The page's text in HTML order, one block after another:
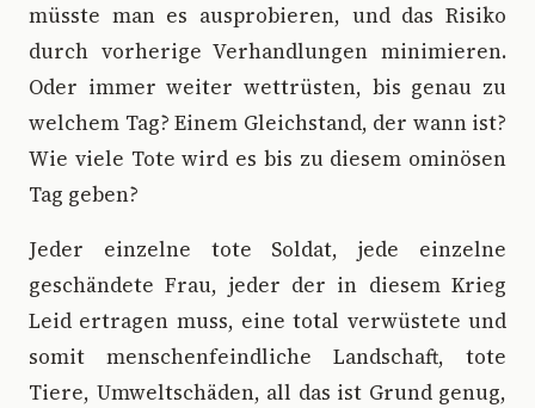
müsste man es ausprobieren, und das Risiko
durch vorherige Verhandlungen minimieren.
Oder immer weiter wettrüsten, bis genau zu
welchem Tag? Einem Gleichstand, der wann ist?
Wie viele Tote wird es bis zu diesem ominösen
Tag geben?
Jeder einzelne tote Soldat, jede einzelne
geschändete Frau, jeder der in diesem Krieg
Leid ertragen muss, eine total verwüstete und
somit menschenfeindliche Landschaft, tote
Tiere, Umweltschäden, all das ist Grund genug,